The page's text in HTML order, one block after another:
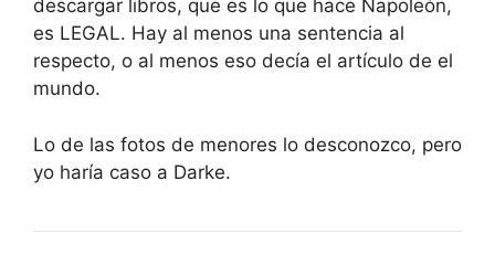
descargar libros, que es lo que hace Napoleón,
es LEGAL. Hay al menos una sentencia al
respecto, o al menos eso decía el artículo de el
mundo.
Lo de las fotos de menores lo desconozco, pero
yo haría caso a Darke.